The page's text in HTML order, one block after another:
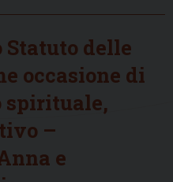
delle
occasione di
spirituale,
–
e